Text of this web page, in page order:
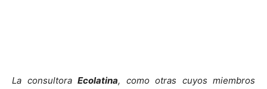
La consultora Ecolatina, como otras cuyos miembros